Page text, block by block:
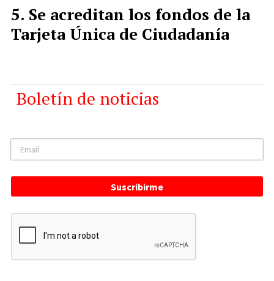
Se acreditan los fondos de la
Tarjeta Única de Ciudadanía
Boletín de noticias
Suscribirme